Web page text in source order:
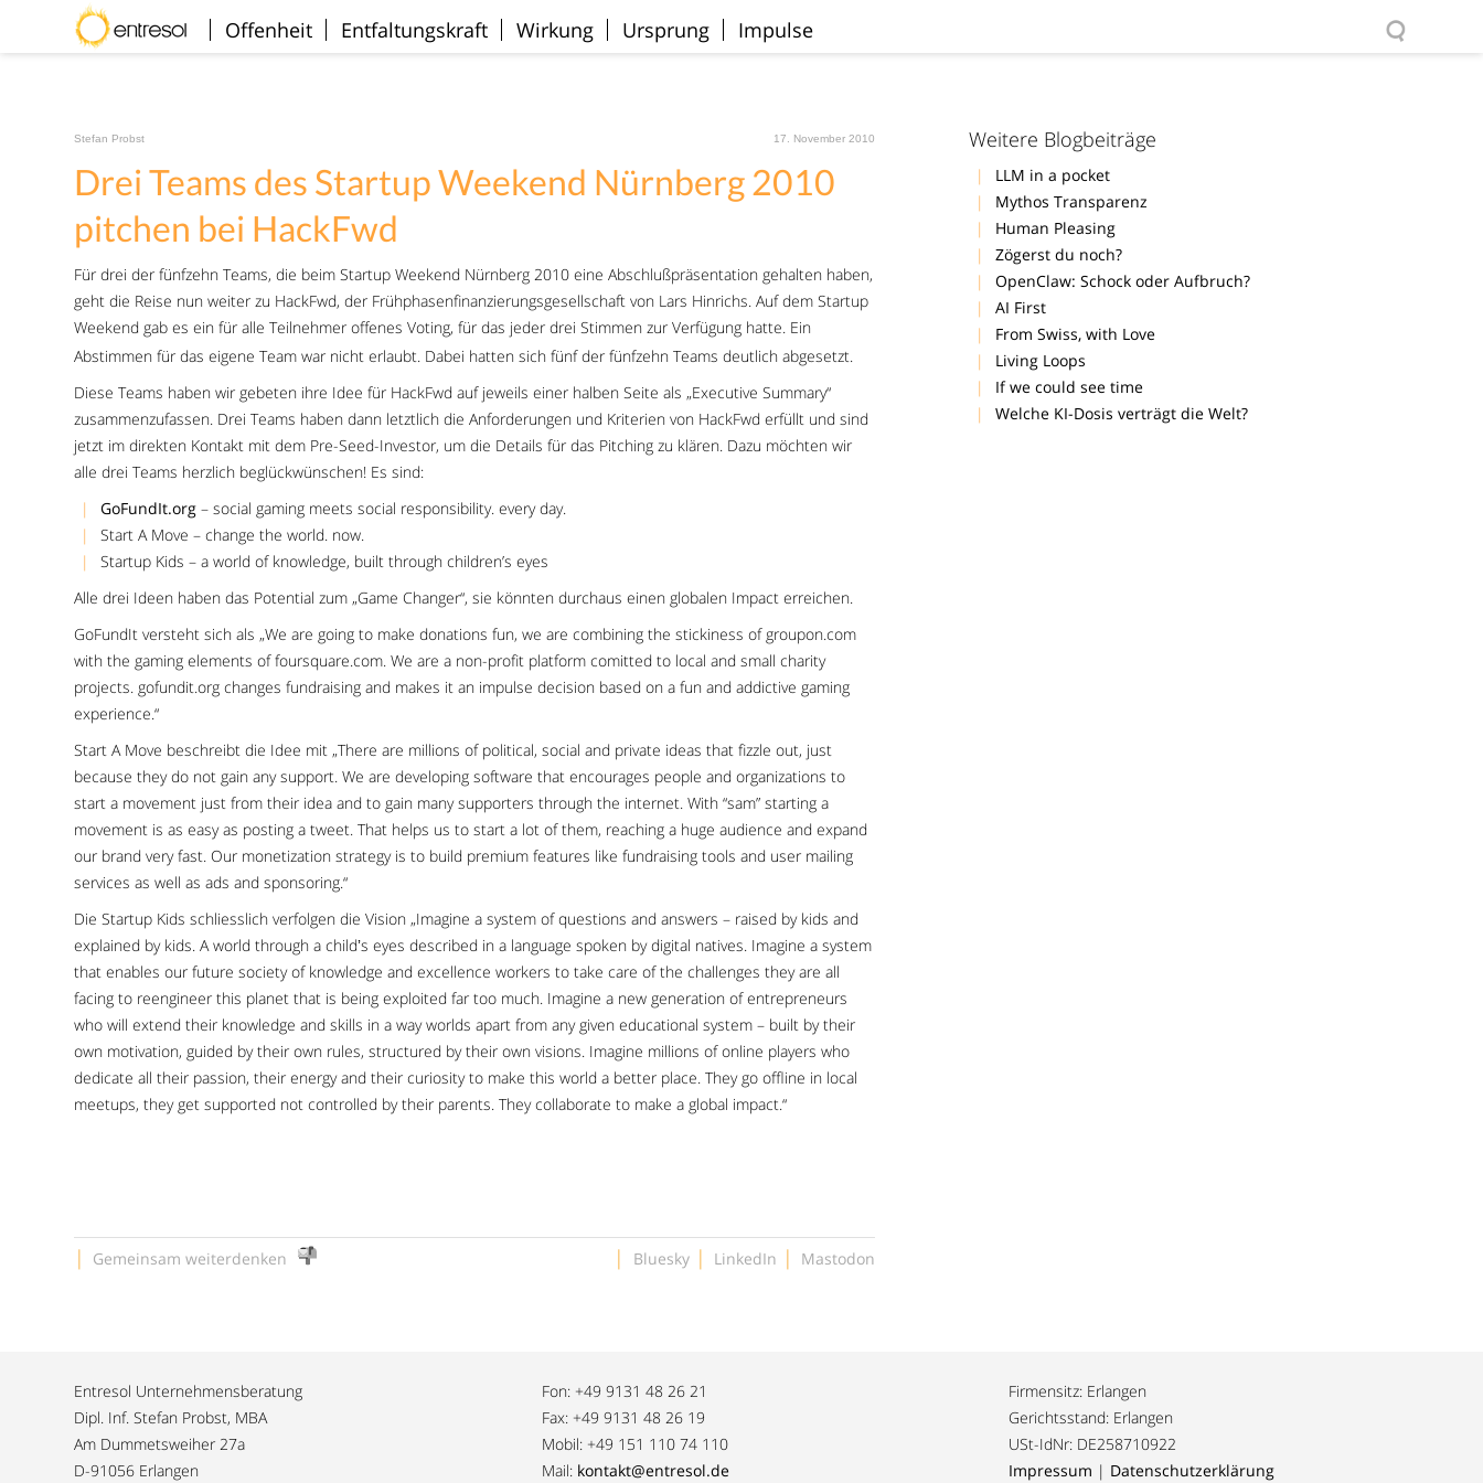
Willkommen
Offenheit Entfaltungskraft Wirkung Ursprung Impulse
Stefan Probst 17. November 2010
Drei Teams des Startup Weekend Nürnberg 2010
pitchen bei HackFwd
Für drei der fünfzehn Teams, die beim Startup Weekend Nürnberg 2010 eine Abschlußpräsentation gehalten haben,
geht die Reise nun weiter zu HackFwd, der Frühphasenfinanzierungsgesellschaft von Lars Hinrichs. Auf dem Startup
Weekend gab es ein für alle Teilnehmer offenes Voting, für das jeder drei Stimmen zur Verfügung hatte. Ein
Abstimmen für das eigene Team war nicht erlaubt. Dabei hatten sich fünf der fünfzehn Teams deutlich abgesetzt.
Diese Teams haben wir gebeten ihre Idee für HackFwd auf jeweils einer halben Seite als „Executive Summary“
zusammenzufassen. Drei Teams haben dann letztlich die Anforderungen und Kriterien von HackFwd erfüllt und sind
jetzt im direkten Kontakt mit dem Pre-Seed-Investor, um die Details für das Pitching zu klären. Dazu möchten wir
alle drei Teams herzlich beglückwünschen! Es sind:
GoFundIt.org – social gaming meets social responsibility. every day.
Start A Move – change the world. now.
Startup Kids – a world of knowledge, built through children’s eyes
Alle drei Ideen haben das Potential zum „Game Changer“, sie könnten durchaus einen globalen Impact erreichen.
GoFundIt versteht sich als „We are going to make donations fun, we are combining the stickiness of groupon.com
with the gaming elements of foursquare.com. We are a non-profit platform comitted to local and small charity
projects. gofundit.org changes fundraising and makes it an impulse decision based on a fun and addictive gaming
experience.“
Start A Move beschreibt die Idee mit „There are millions of political, social and private ideas that fizzle out, just
because they do not gain any support. We are developing software that encourages people and organizations to
start a movement just from their idea and to gain many supporters through the internet. With “sam” starting a
movement is as easy as posting a tweet. That helps us to start a lot of them, reaching a huge audience and expand
our brand very fast. Our monetization strategy is to build premium features like fundraising tools and user mailing
services as well as ads and sponsoring.“
Die Startup Kids schliesslich verfolgen die Vision „Imagine a system of questions and answers – raised by kids and
explained by kids. A world through a childʼs eyes described in a language spoken by digital natives. Imagine a system
that enables our future society of knowledge and excellence workers to take care of the challenges they are all
facing to reengineer this planet that is being exploited far too much. Imagine a new generation of entrepreneurs
who will extend their knowledge and skills in a way worlds apart from any given educational system – built by their
own motivation, guided by their own rules, structured by their own visions. Imagine millions of online players who
dedicate all their passion, their energy and their curiosity to make this world a better place. They go offline in local
meetups, they get supported not controlled by their parents. They collaborate to make a global impact.“
| Gemeinsam weiterdenken | Bluesky | LinkedIn | Mastodon
Weitere Blogbeiträge
LLM in a pocket
Mythos Transparenz
Human Pleasing
Zögerst du noch?
OpenClaw: Schock oder Aufbruch?
AI First
From Swiss, with Love
Living Loops
If we could see time
Welche KI-Dosis verträgt die Welt?
Entresol Unternehmensberatung
Dipl. Inf. Stefan Probst, MBA
Am Dummetsweiher 27a
D-91056 Erlangen
Fon: +49 9131 48 26 21
Fax: +49 9131 48 26 19
Mobil: +49 151 110 74 110
Mail: kontakt@entresol.de
Firmensitz: Erlangen
Gerichtsstand: Erlangen
USt-IdNr: DE258710922
Impressum | Datenschutzerklärung